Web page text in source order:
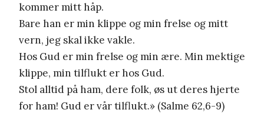
kommer mitt håp.
Bare han er min klippe og min frelse og mitt
vern, jeg skal ikke vakle.
Hos Gud er min frelse og min ære. Min mektige
klippe, min tilflukt er hos Gud.
Stol alltid på ham, dere folk, øs ut deres hjerte
for ham! Gud er vår tilflukt.» (Salme 62,6-9)